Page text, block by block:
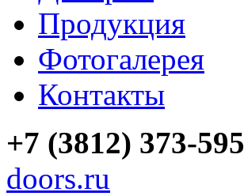
Продукция
Фотогалерея
Контакты
+7 (3812) 373-595
doors.ru